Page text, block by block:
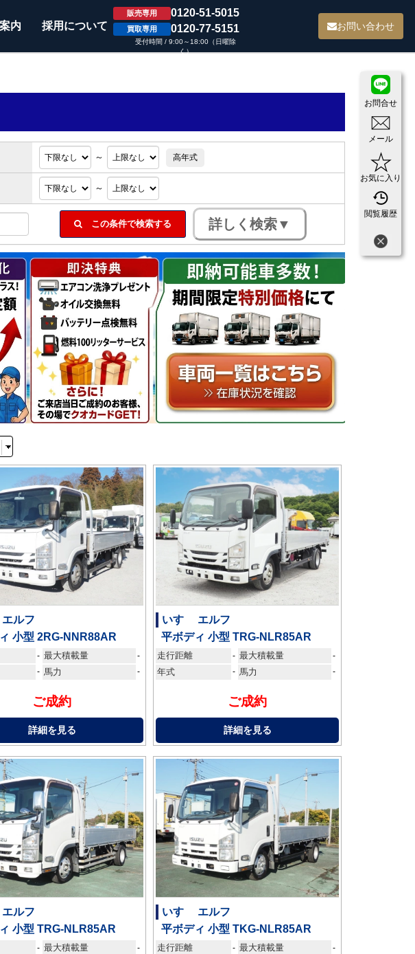
内 採用について
販売専用 0120-51-5015
買取専用 0120-77-5151
受付時間 / 9:00～18:00（日曜除
く）
お問い合わせ
お問合せ
メール
お気に入り
閲覧履歴
～
この条件で検索する
～ 高年式
ルフ
小型 2RG-NNR88AR
- 最大積載量 -
- 馬力 -
ご成約
詳細を見る
いすゞ エルフ
平ボディ 小型 TRG-NLR85AR
走行距離 - 最大積載量 -
年式 - 馬力 -
ご成約
詳細を見る
ルフ
小型 TRG-NLR85AR
- 最大積載量 -
いすゞ エルフ
平ボディ 小型 TKG-NLR85AR
走行距離 - 最大積載量 -